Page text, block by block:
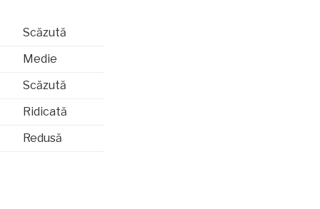
Scăzută
Medie
Scăzută
Ridicată
Redusă